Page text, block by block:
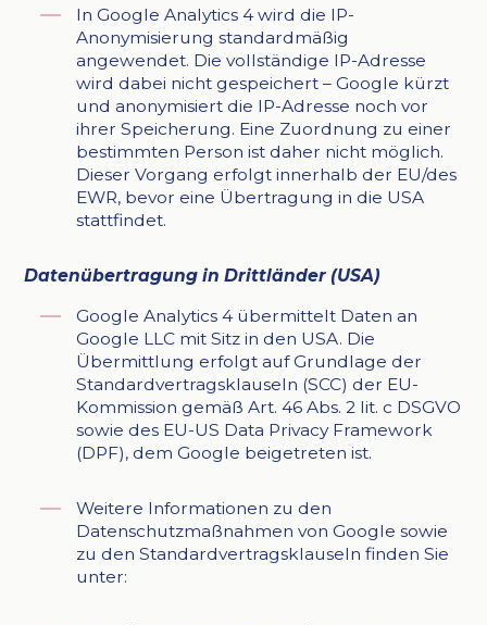
In Google Analytics 4 wird die IP-
Anonymisierung standardmäßig
angewendet. Die vollständige IP-Adresse
wird dabei nicht gespeichert – Google kürzt
und anonymisiert die IP-Adresse noch vor
ihrer Speicherung. Eine Zuordnung zu einer
bestimmten Person ist daher nicht möglich.
Dieser Vorgang erfolgt innerhalb der EU/des
EWR, bevor eine Übertragung in die USA
stattfindet.
Datenübertragung in Drittländer (USA)
Google Analytics 4 übermittelt Daten an
Google LLC mit Sitz in den USA. Die
Übermittlung erfolgt auf Grundlage der
Standardvertragsklauseln (SCC) der EU-
Kommission gemäß Art. 46 Abs. 2 lit. c DSGVO
sowie des EU-US Data Privacy Framework
(DPF), dem Google beigetreten ist.
Weitere Informationen zu den
Datenschutzmaßnahmen von Google sowie
zu den Standardvertragsklauseln finden Sie
unter: